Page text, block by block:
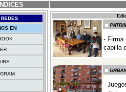
INDICES